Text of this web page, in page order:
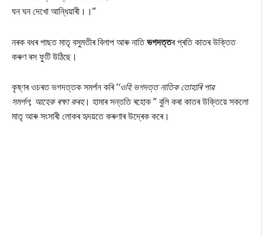
ঘন ঘন দেখো আন্ধিয়াৰী।।”
নৰক বধৰ পাছত মাতৃ বসুমতীৰ বিলাপ আৰু নাতিভগদত্তৰ প্ৰতি কাতৰ উক্তিত
কৰুণ ৰস ফুটি উঠিছে।
কৃষ্ণৰ ওচৰত ভগদত্তক সমৰ্পন কৰি ‘‘ওহি ভগদত্ত নাতিক তোহাৰি পাৱ
সমৰ্পল, আহেক ৰক্ষা কৰহ। হামাৰ সন্ততি ৰহোক ” বুলি কৰা কাতৰ উক্তিয়ে সকলো
মাতৃ আৰু সংসাৰী লোকৰ হৃদয়তে কৰুণাৰ উদ্ৰেক কৰে।